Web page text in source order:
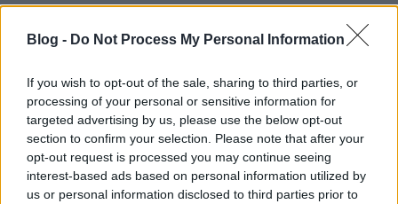
Blog - Do Not Process My Personal Information
If you wish to opt-out of the sale, sharing to third parties, or
processing of your personal or sensitive information for
targeted advertising by us, please use the below opt-out
section to confirm your selection. Please note that after your
opt-out request is processed you may continue seeing
interest-based ads based on personal information utilized by
us or personal information disclosed to third parties prior to
A bölcs Lil Wayne
ember élete
többféleképpen is
alakulhat, DJ Shadow
klipjében csúnyán pórul jár
egy légzészavaros katona,
az ...